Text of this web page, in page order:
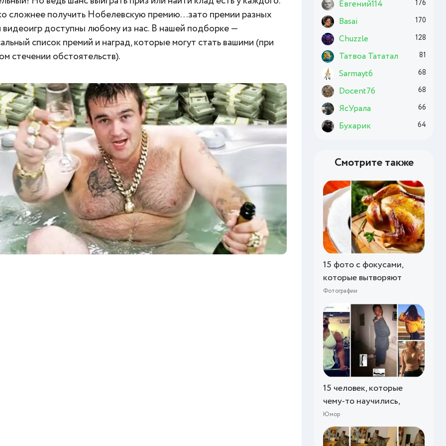
Евгений114 176
Basai 170
Chuzzle 128
Татвоа Тататал 81
Sarmayt6 68
Docent76 68
ЯсУрала 66
Бухарик 64
Смотрите также
15 фото с фокусами,
которые вытворяют
Фотографии
15 человек, которые
чему-то научились,
Юмор
сложнее получить Нобелевскую премию…зато премии разных
доступны любому из нас. В нашей подборке —
список премий и наград, которые могут стать вашими (при
стечении обстоятельств).